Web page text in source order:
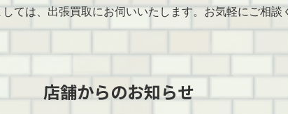
ては、出張買取にお伺いいたします。お気軽にご相談
店舗からのお知らせ